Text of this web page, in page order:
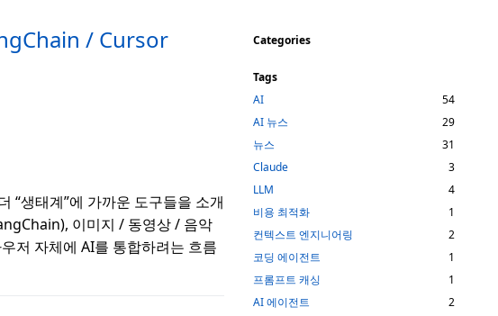
/ Cursor
“생태계”에 가까운 도구들을 소개
이미지 / 동영상 / 음악
저 자체에 AI를 통합하려는 흐름
Categories
Tags
AI
54
AI 뉴스
29
뉴스
31
Claude
3
LLM
4
비용 최적화
1
컨텍스트 엔지니어링
2
코딩 에이전트
1
프롬프트 캐싱
1
AI 에이전트
2